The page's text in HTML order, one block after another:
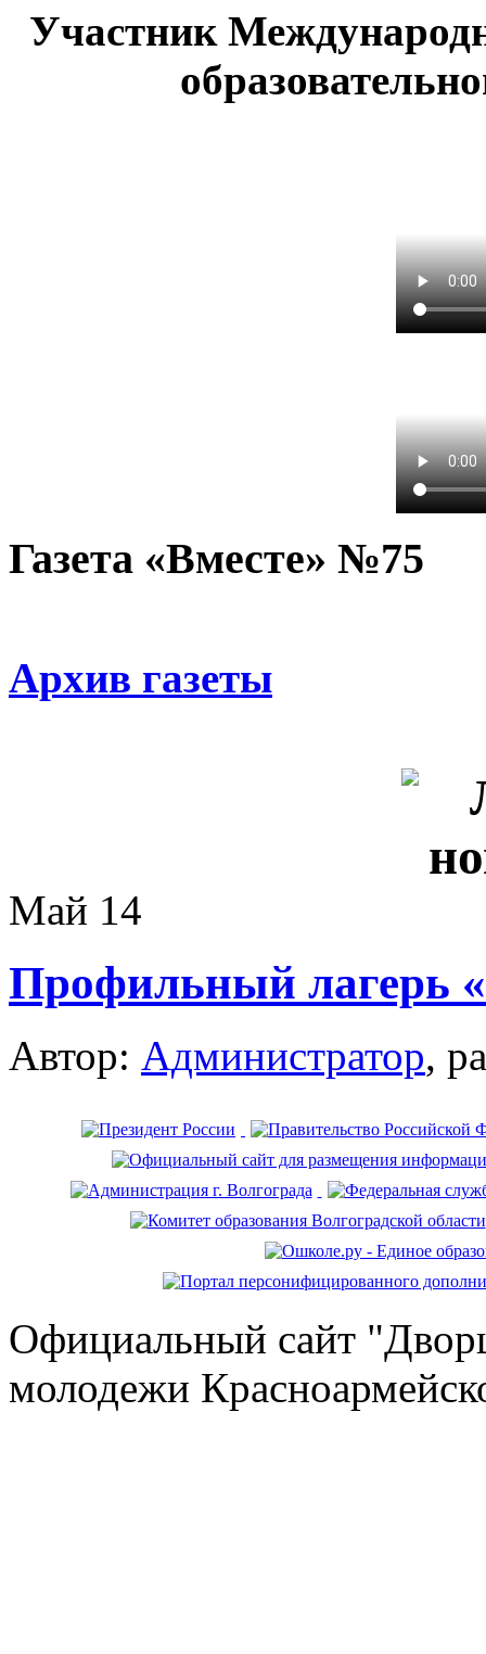
Участник
Газета «Вместе» №75
Архив газеты
Май 14
Профильный
Автор: Администратор,
Официальный сайт
молодежи